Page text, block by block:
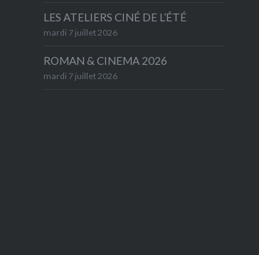
LES ATELIERS CINÉ DE L’ÉTÉ
mardi 7 juillet 2026
ROMAN & CINEMA 2026
mardi 7 juillet 2026